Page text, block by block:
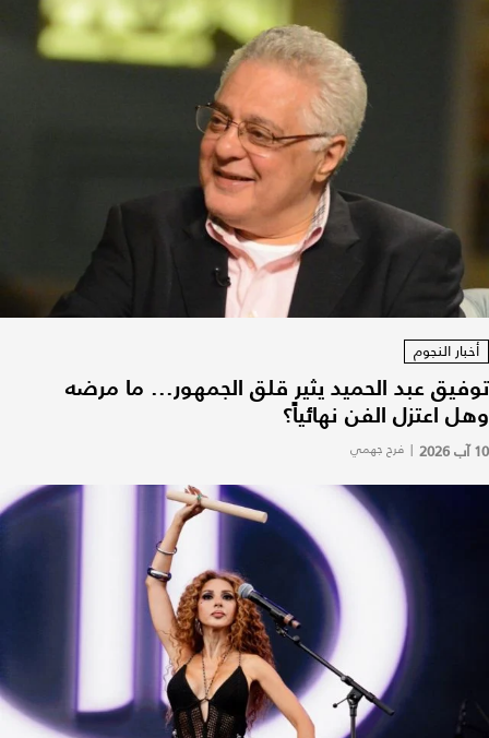
أخبار النجوم
توفيق عبد الحميد يثير قلق الجمهور... ما مرضه
وهل اعتزل الفن نهائياً؟
10 آب 2026 | فرح جهمي